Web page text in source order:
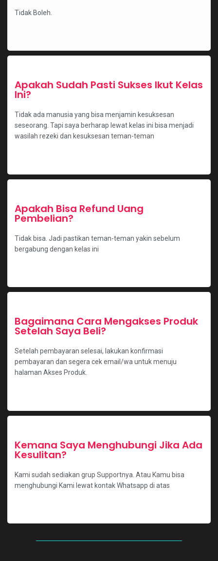
Tidak Boleh.
Apakah Sudah Pasti Sukses Ikut Kelas
Ini?
Tidak ada manusia yang bisa menjamin kesuksesan
seseorang. Tapi saya berharap lewat kelas ini bisa menjadi
wasilah rezeki dan kesuksesan teman-teman
Apakah Bisa Refund Uang
Pembelian?
Tidak bisa. Jadi pastikan teman-teman yakin sebelum
bergabung dengan kelas ini
Bagaimana Cara Mengakses Produk
Setelah Saya Beli?
Setelah pembayaran selesai, lakukan konfirmasi
pembayaran dan segera cek email/wa untuk menuju
halaman Akses Produk.
Kemana Saya Menghubungi Jika Ada
Kesulitan?
Kami sudah sediakan grup Supportnya. Atau Kamu bisa
menghubungi Kami lewat kontak Whatsapp di atas